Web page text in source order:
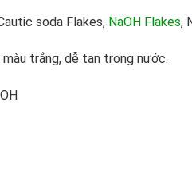
soda Flakes, NaOH Flakes,
trắng, dễ tan trong nước.